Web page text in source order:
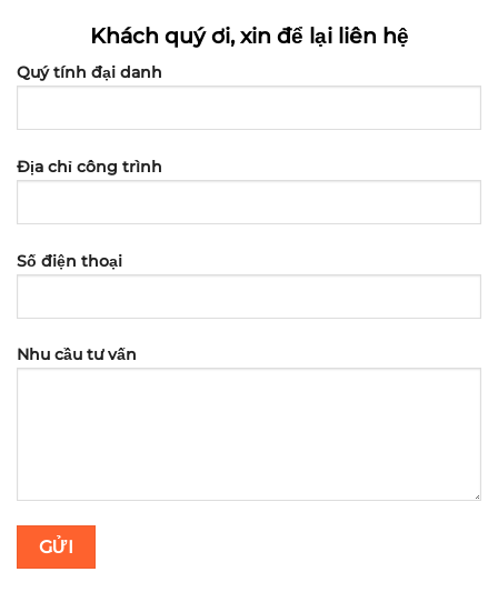
Khách quý ơi, xin để lại liên hệ
Quý tính đại danh
Địa chỉ công trình
Số điện thoại
Nhu cầu tư vấn